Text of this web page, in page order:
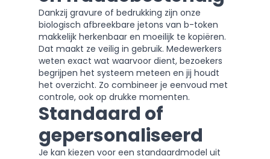
Dankzij gravure of bedrukking zijn onze
biologisch afbreekbare jetons van b-token
makkelijk herkenbaar en moeilijk te kopiëren.
Dat maakt ze veilig in gebruik. Medewerkers
weten exact wat waarvoor dient, bezoekers
begrijpen het systeem meteen en jij houdt
het overzicht. Zo combineer je eenvoud met
controle, ook op drukke momenten.
Standaard of
gepersonaliseerd
Je kan kiezen voor een standaardmodel uit